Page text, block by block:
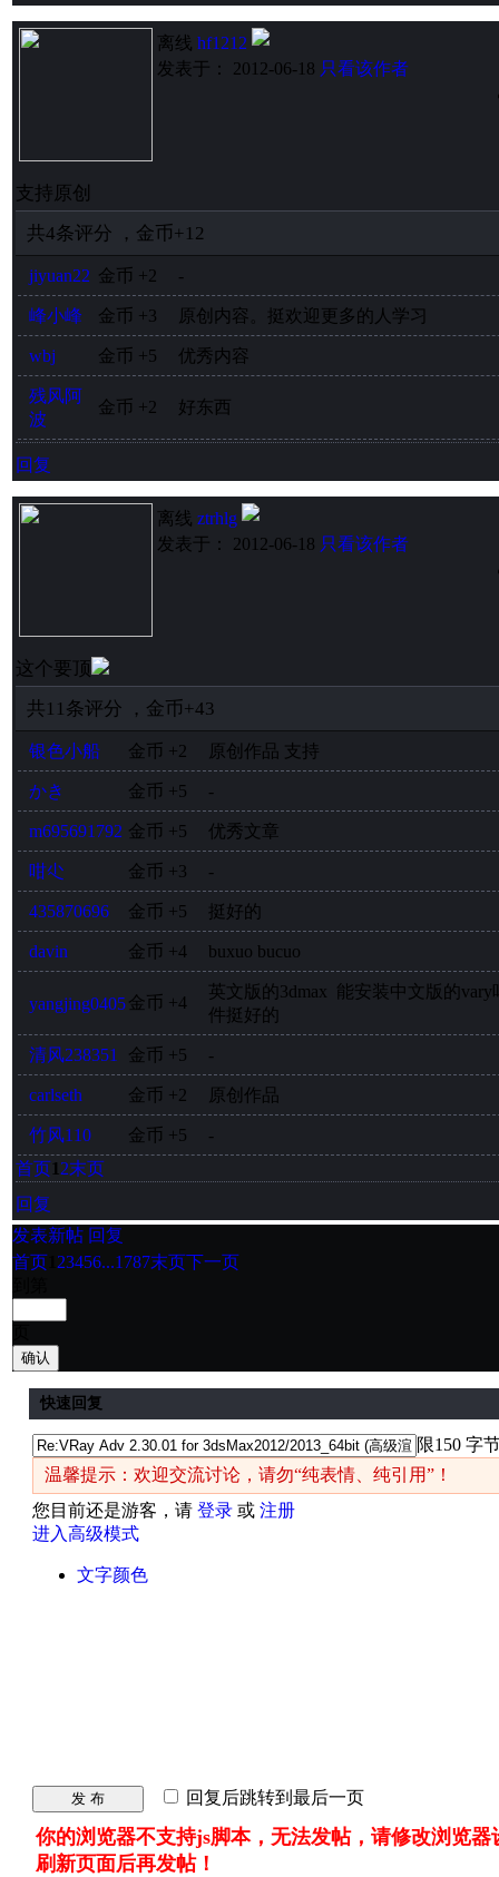
离线 hf1212
发表于： 2012-06-18 只看该作者
支持原创
共4条评分 ， 金币+12
jiyuan22 金币 +2 -
峰小峰 金币 +3 原创内容。挺欢迎更多的人学习
wbj 金币 +5 优秀内容
残风阿
波
金币 +2 好东西
回复
离线 ztrhlg
发表于： 2012-06-18 只看该作者
这个要顶
共11条评分 ， 金币+43
银色小船 金币 +2 原创作品 支持
かき 金币 +5 -
m695691792 金币 +5 优秀文章
咁尐 金币 +3 -
435870696 金币 +5 挺好的
davin 金币 +4 buxuo bucuo
yangjing0405金币 +4
英文版的3dmax 能安装中文版的vary
件挺好的
清风238351 金币 +5 -
carlseth 金币 +2 原创作品
竹风110 金币 +5
-
首页1 2末页
回复
发表新帖 回复
首页 23456...1787末页下一页
确认
快速回复
限150 字
温馨提示：欢迎交流讨论，请勿“纯表情、纯引用”！
您目前还是游客，请 登录 或 注册
进入高级模式
文字颜色
发 布 回复后跳转到最后一页
你的浏览器不支持js脚本，无法发帖，请修改浏览器
刷新页面后再发帖！